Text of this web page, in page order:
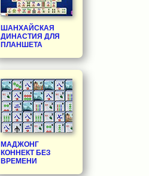
ШАНХАЙСКАЯ
ДИНАСТИЯ ДЛЯ
ПЛАНШЕТА
МАДЖОНГ
КОННЕКТ БЕЗ
ВРЕМЕНИ